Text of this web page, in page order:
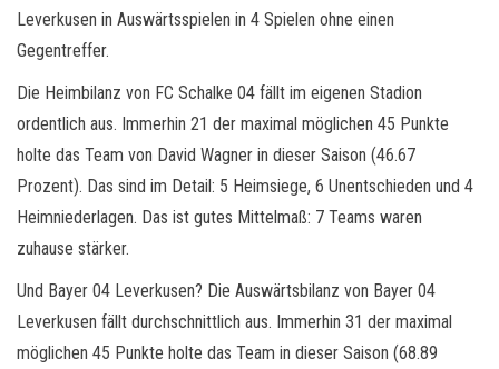
Leverkusen in Auswärtsspielen in 4 Spielen ohne einen
Gegentreffer.
Die Heimbilanz von FC Schalke 04 fällt im eigenen Stadion
ordentlich aus. Immerhin 21 der maximal möglichen 45 Punkte
holte das Team von David Wagner in dieser Saison (46.67
Prozent). Das sind im Detail: 5 Heimsiege, 6 Unentschieden und 4
Heimniederlagen. Das ist gutes Mittelmaß: 7 Teams waren
zuhause stärker.
Und Bayer 04 Leverkusen? Die Auswärtsbilanz von Bayer 04
Leverkusen fällt durchschnittlich aus. Immerhin 31 der maximal
möglichen 45 Punkte holte das Team in dieser Saison (68.89